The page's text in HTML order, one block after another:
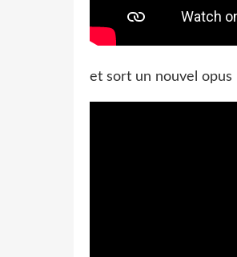
et sort un nouvel opus